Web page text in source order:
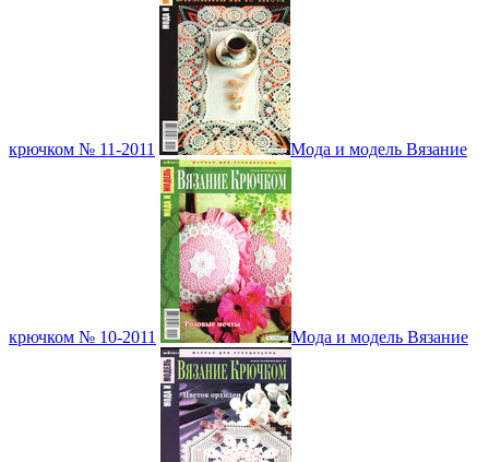
крючком № 11-2011 Мода и модель Вязание
крючком № 10-2011 Мода и модель Вязание